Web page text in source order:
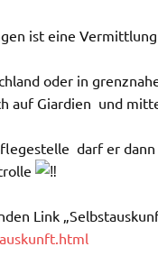
ist eine
oder in
auf Giardien und
darf er
Link